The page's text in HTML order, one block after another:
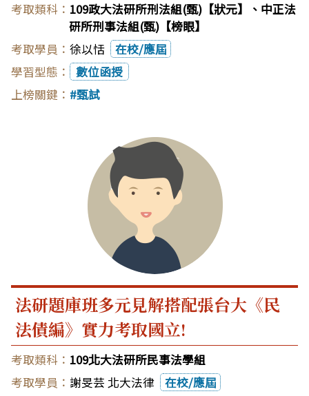
109政大法研所刑法組(甄)【狀元】、中正法
研所刑事法組(甄)【榜眼】
徐以恬
在校/應屆
數位函授
甄試
法研題庫班多元見解搭配張台大《民
法債編》實力考取國立!
109北大法研所民事法學組
謝旻芸 北大法律
在校/應屆